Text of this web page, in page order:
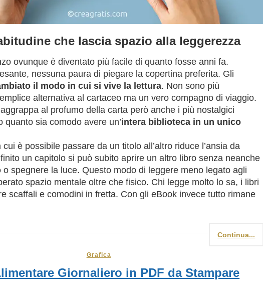
che lascia spazio alla leggerezza
ovunque è diventato più facile di quanto fosse anni fa.
nessuna paura di piegare la copertina preferita. Gli
il modo in cui si vive la lettura. Non sono più
alternativa al cartaceo ma un vero compagno di viaggio.
al profumo della carta però anche i più nostalgici
quanto sia comodo avere un’intera biblioteca in un unico
è possibile passare da un titolo all’altro riduce l’ansia da
un capitolo si può subito aprire un altro libro senza neanche
o spegnere la luce. Questo modo di leggere meno legato agli
spazio mentale oltre che fisico. Chi legge molto lo sa, i libri
scaffali e comodini in fretta. Con gli eBook invece tutto rimane
Continua...
Grafica
Giornaliero in PDF da Stampare